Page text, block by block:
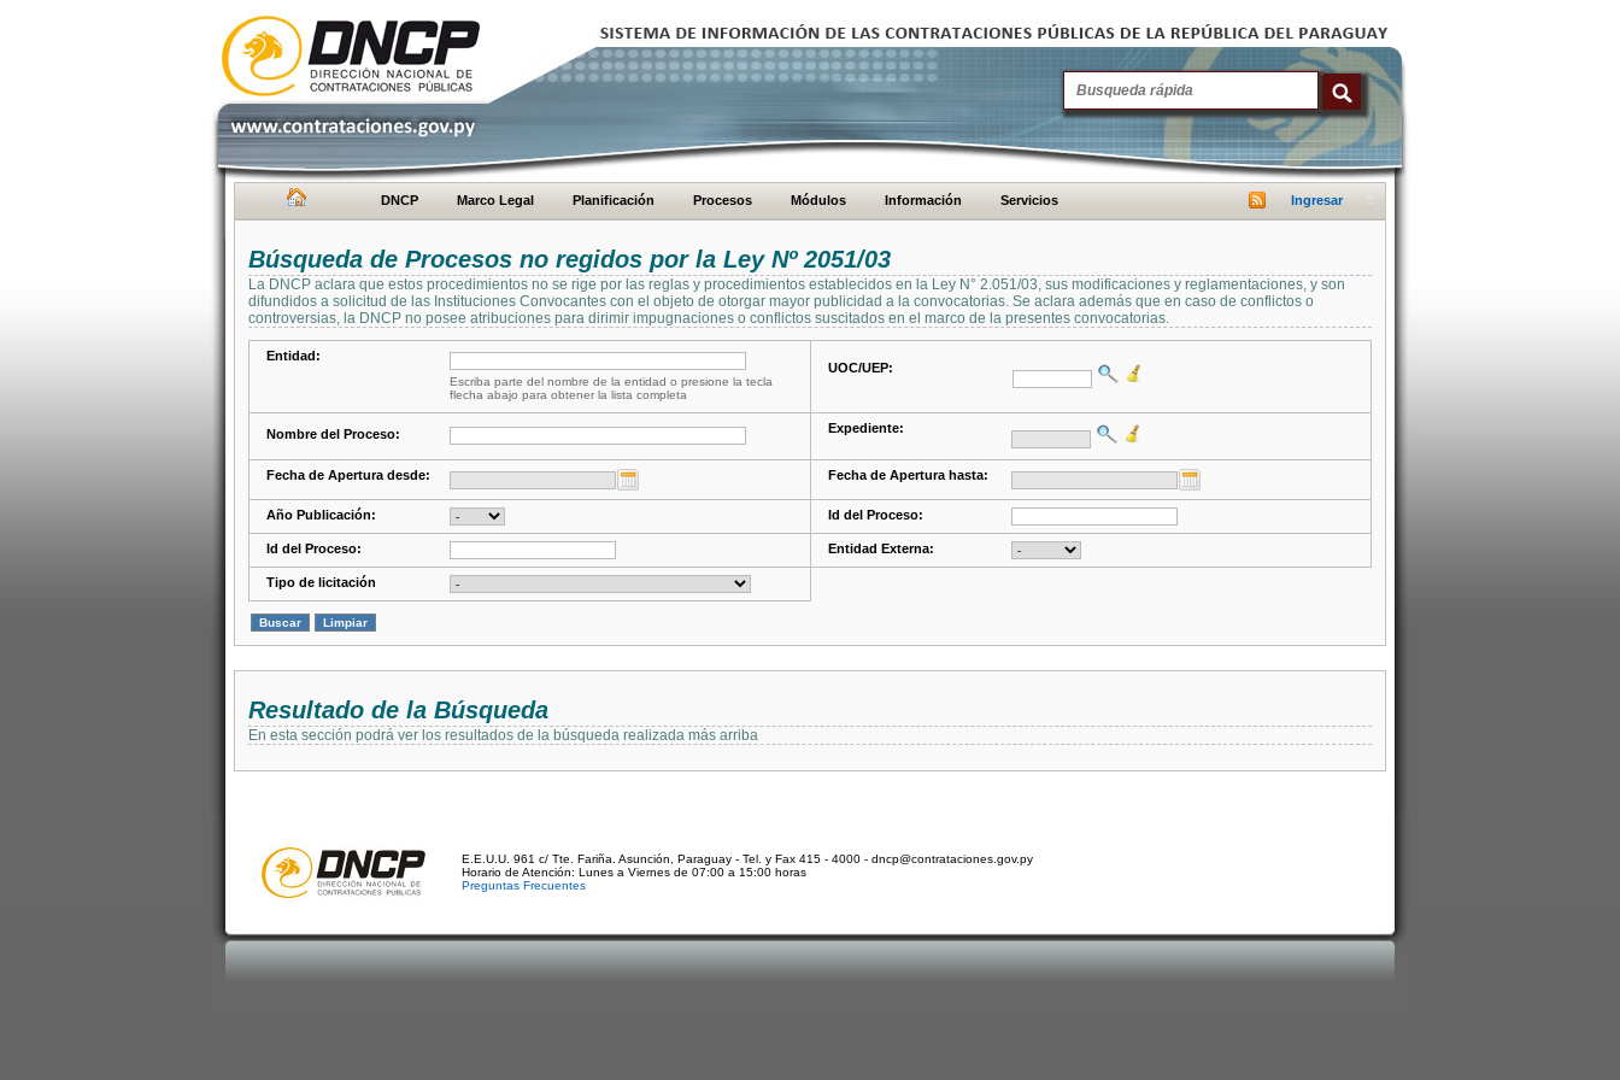
DNCP Marco Legal Planificación Procesos Módulos Información Servicios Ingresar
Búsqueda de Procesos no regidos por la Ley Nº 2051/03
La DNCP aclara que estos procedimientos no se rige por las reglas y procedimientos establecidos en la Ley N° 2.051/03, sus modificaciones y reglamentaciones, y son
difundidos a solicitud de las Instituciones Convocantes con el objeto de otorgar mayor publicidad a la convocatorias. Se aclara además que en caso de conflictos o
controversias, la DNCP no posee atribuciones para dirimir impugnaciones o conflictos suscitados en el marco de la presentes convocatorias.
Entidad:
Escriba parte del nombre de la entidad o presione la tecla
flecha abajo para obtener la lista completa
UOC/UEP:
Nombre del Proceso: Expediente:
Fecha de Apertura desde: Fecha de Apertura hasta:
Año Publicación: Id del Proceso:
Id del Proceso: Entidad Externa:
Tipo de licitación
Resultado de la Búsqueda
En esta sección podrá ver los resultados de la búsqueda realizada más arriba
E.E.U.U. 961 c/ Tte. Fariña. Asunción, Paraguay - Tel. y Fax 415 - 4000 - dncp@contrataciones.gov.py
Horario de Atención: Lunes a Viernes de 07:00 a 15:00 horas
Preguntas Frecuentes